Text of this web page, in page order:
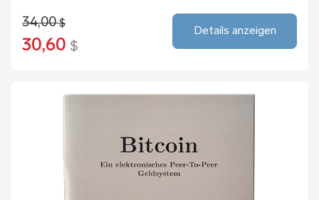
34,00$
30,60 $
Details anzeigen